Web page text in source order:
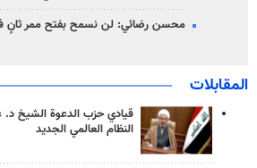
محسن رضائي: لن نسمح بفتح ممر
المقابلات
قيادي حزب الدعوة الشيخ د.
النظام العالمي الجديد